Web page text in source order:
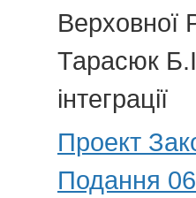
Верховної
Тарасюк
інтеграції
Проект
Подання